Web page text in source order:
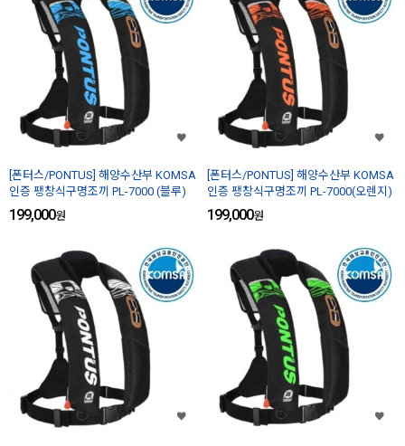
[폰터스/PONTUS] 해양수산부 KOMSA
인증 팽창식구명조끼 PL-7000 (블루)
199,000원
[폰터스/PONTUS] 해양수산부 KOMSA
인증 팽창식구명조끼 PL-7000(오렌지)
199,000원